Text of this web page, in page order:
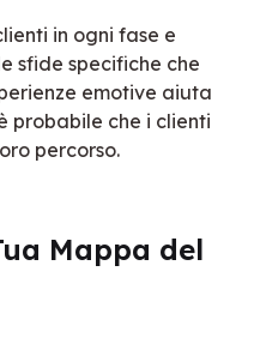
in ogni fase e
sfide specifiche che
emotive aiuta
probabile che i clienti
percorso.
Mappa del